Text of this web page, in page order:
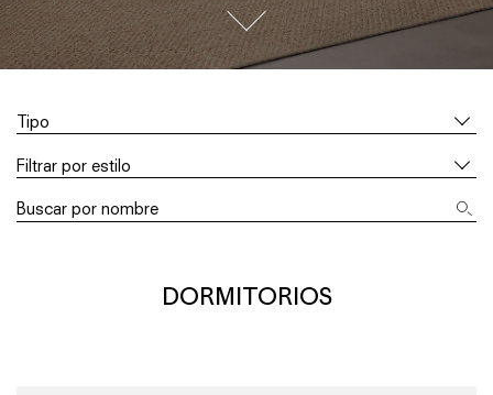
go to next section
Tipo
Filtrar por estilo
DORMITORIOS